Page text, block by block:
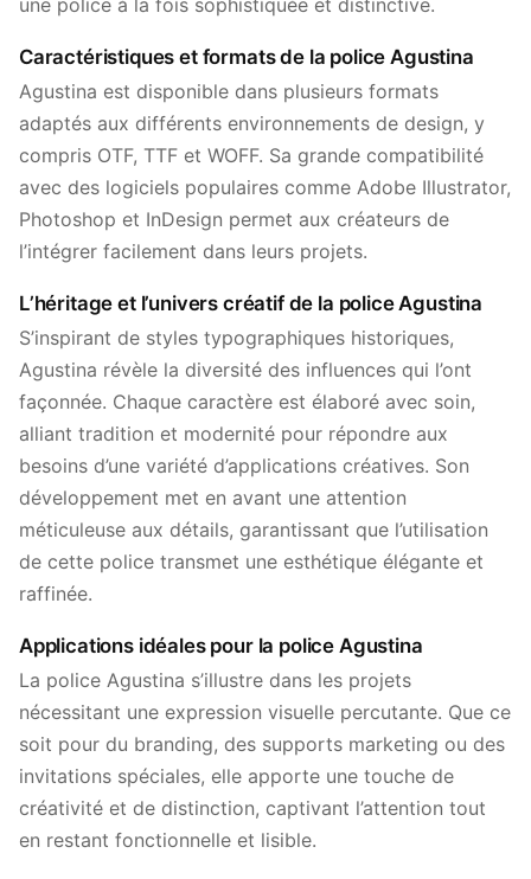
une police à la fois sophistiquée et distinctive.
Caractéristiques et formats de la police Agustina
Agustina est disponible dans plusieurs formats
adaptés aux différents environnements de design, y
compris OTF, TTF et WOFF. Sa grande compatibilité
avec des logiciels populaires comme Adobe Illustrator,
Photoshop et InDesign permet aux créateurs de
l’intégrer facilement dans leurs projets.
L’héritage et l’univers créatif de la police Agustina
S’inspirant de styles typographiques historiques,
Agustina révèle la diversité des influences qui l’ont
façonnée. Chaque caractère est élaboré avec soin,
alliant tradition et modernité pour répondre aux
besoins d’une variété d’applications créatives. Son
développement met en avant une attention
méticuleuse aux détails, garantissant que l’utilisation
de cette police transmet une esthétique élégante et
raffinée.
Applications idéales pour la police Agustina
La police Agustina s’illustre dans les projets
nécessitant une expression visuelle percutante. Que ce
soit pour du branding, des supports marketing ou des
invitations spéciales, elle apporte une touche de
créativité et de distinction, captivant l’attention tout
en restant fonctionnelle et lisible.